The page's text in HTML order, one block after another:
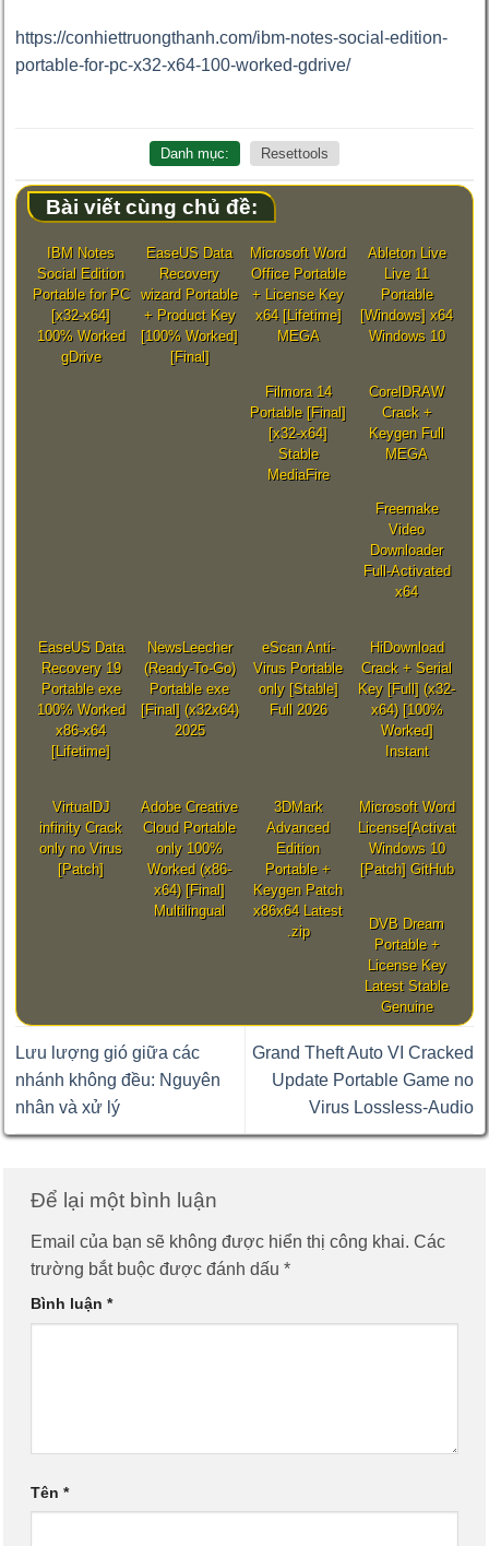
https://conhiettruongthanh.com/ibm-notes-social-edition-
portable-for-pc-x32-x64-100-worked-gdrive/
Danh mục: Resettools
Bài viết cùng chủ đề:
IBM Notes
Social Edition
Portable for PC
[x32-x64]
100% Worked
gDrive
EaseUS Data
Recovery
wizard Portable
+ Product Key
[100% Worked]
[Final]
Microsoft Word
Office Portable
+ License Key
x64 [Lifetime]
MEGA
Ableton Live
Live 11
Portable
[Windows] x64
Windows 10
Filmora 14
Portable [Final]
[x32-x64]
Stable
MediaFire
CorelDRAW
Crack +
Keygen Full
MEGA
Freemake
Video
Downloader
Full-Activated
x64
EaseUS Data
Recovery 19
Portable exe
100% Worked
x86-x64
[Lifetime]
NewsLeecher
(Ready-To-Go)
Portable exe
[Final] (x32x64)
2025
eScan Anti-
Virus Portable
only [Stable]
Full 2026
HiDownload
Crack + Serial
Key [Full] (x32-
x64) [100%
Worked]
Instant
VirtualDJ
infinity Crack
only no Virus
[Patch]
Adobe Creative
Cloud Portable
only 100%
Worked (x86-
x64) [Final]
Multilingual
3DMark
Advanced
Edition
Portable +
Keygen Patch
x86x64 Latest
.zip
Microsoft Word
License[Activated]
Windows 10
[Patch] GitHub
DVB Dream
Portable +
License Key
Latest Stable
Genuine
Lưu lượng gió giữa các
nhánh không đều: Nguyên
nhân và xử lý
Grand Theft Auto VI Cracked
Update Portable Game no
Virus Lossless-Audio
Để lại một bình luận
Email của bạn sẽ không được hiển thị công khai. Các
trường bắt buộc được đánh dấu *
Bình luận *
Tên *